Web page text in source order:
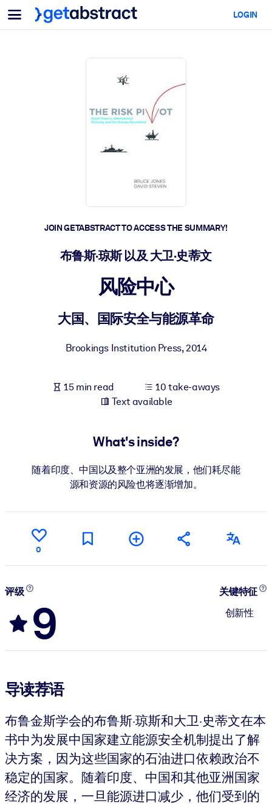
Menu
For Teams & Leaders
Equip your employees with critical AI skills.
Prepare your leaders for the next era of work.
Build a healthier, more resilient workforce.
For LMS/LXP
learning results.
Enrich your corporate library with trusted, ready-to-use business
Fuel your AI systems with reliable, structured knowledge to
For AI Systems
LOGIN
JOIN GETABSTRACT TO ACCESS THE SUMMARY!
布鲁斯·琼斯 以及 大卫·史蒂文
风险中心
大国、国际安全与能源革命
Brookings Institution Press,2014
15 min read
10 take-aways
Text available
What's inside?
随着印度、中国以及整个亚洲的发展，他们耗尽能
源和资源的风险也将逐渐增加。
0
评级
9
关键特征
创新性
导读荐语
布鲁金斯学会的布鲁斯·琼斯和大卫·史蒂文在本
书中为发展中国家建立能源安全机制提出了解
决方案，因为这些国家的石油进口依赖政治不
稳定的国家。随着印度、中国和其他亚洲国家
经济的发展，一旦能源进口减少，他们受到的